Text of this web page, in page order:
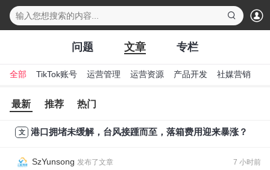
问题 文章 专栏
全部 TikTok账号 运营管理 运营资源 产品开发 社媒营销
最新 推荐 热门
文 港口拥堵未缓解，台风接踵而至，落箱费用迎来暴涨？
SzYunsong 发布了文章 7 小时前